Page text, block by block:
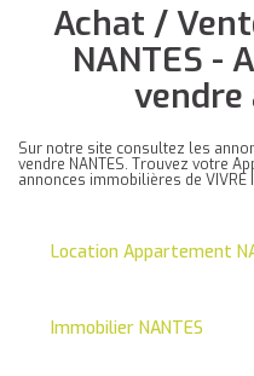
Achat /
NANTES -
vendre
Sur notre site consultez les
vendre NANTES. Trouvez votre
annonces immobilières de VIVRE
Location Appartement
Immobilier NANTES